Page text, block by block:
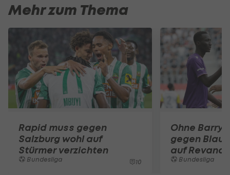
Mehr zum Thema
Rapid muss gegen
Salzburg wohl auf
Stürmer verzichten
Bundesliga 10
Ohne
gegen Blau-
auf
Bundesliga